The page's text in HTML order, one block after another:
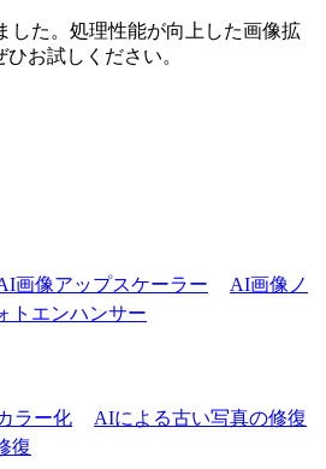
した。処理性能が向上した画像拡
お試しください。
画像アップスケーラー
AI画像ノ
トエンハンサー
ラー化
AIによる古い写真の修復
復